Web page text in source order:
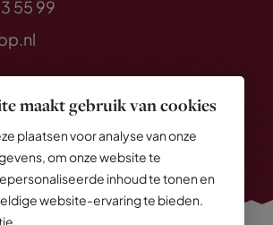
maakt gebruik van cookies
plaatsen voor analyse van onze
om onze website te
inhoud te tonen en
website-ervaring te bieden.
55 99